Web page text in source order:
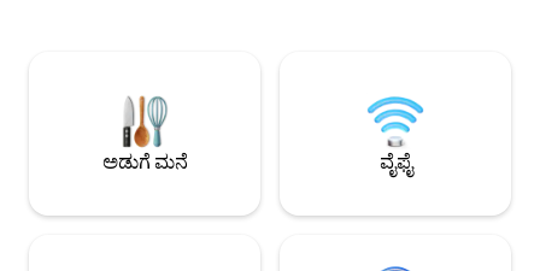
ಕ್ಲಬ್‌ಗಳು, ಕ್ಯಾಸಿನೋಗಳು, ಲೈವ್ ಸಂಗೀತ ಮತ್ತು
ಮಾರುಕಟ್ಟೆಗೆ ಪ್ರಕೃತಿ ಮತ್ತು ಸೊಂಪಾದ ಹಸಿರು 5
ನಿಮಿಷಗಳ ಡ್ರೈವ್‌ನ ನಡುವೆ ಶಾಂತಿಯುತವಾಗಿ ಇದೆ
ಡ್ರೈವ್‌ನಲ್ಲಿರುವ ಈ
ಗೋವಾದಲ್ಲಿ 24/7
ಮತ್ತು ಬೆಟ್ಟದ
ವಿಶೇಷವಾದ ಗೇಟೆಡ್
ಅಡುಗೆ ಮನೆ ವೈಫೈ